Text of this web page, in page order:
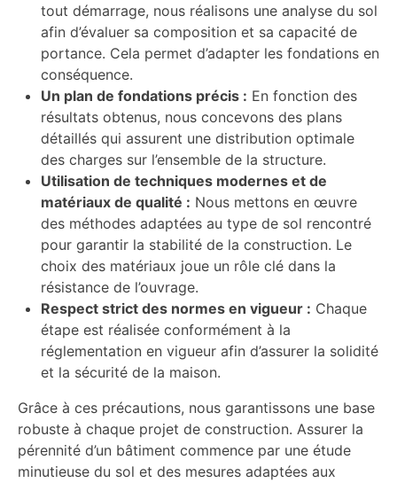
tout démarrage, nous réalisons une analyse du sol
afin d’évaluer sa composition et sa capacité de
portance. Cela permet d’adapter les fondations en
conséquence.
Un plan de fondations précis : En fonction des
résultats obtenus, nous concevons des plans
détaillés qui assurent une distribution optimale
des charges sur l’ensemble de la structure.
Utilisation de techniques modernes et de
matériaux de qualité : Nous mettons en œuvre
des méthodes adaptées au type de sol rencontré
pour garantir la stabilité de la construction. Le
choix des matériaux joue un rôle clé dans la
résistance de l’ouvrage.
Respect strict des normes en vigueur : Chaque
étape est réalisée conformément à la
réglementation en vigueur afin d’assurer la solidité
et la sécurité de la maison.
Grâce à ces précautions, nous garantissons une base
robuste à chaque projet de construction. Assurer la
pérennité d’un bâtiment commence par une étude
minutieuse du sol et des mesures adaptées aux